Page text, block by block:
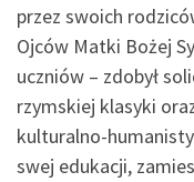
przez swoich
Ojców Matki Bożej
uczniów – zdobył
rzymskiej klasyki
kulturalno-
swej edukacji,